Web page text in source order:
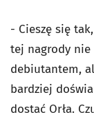
- Cieszę się
tej nagrody nie
debiutantem,
bardziej
dostać Orła.